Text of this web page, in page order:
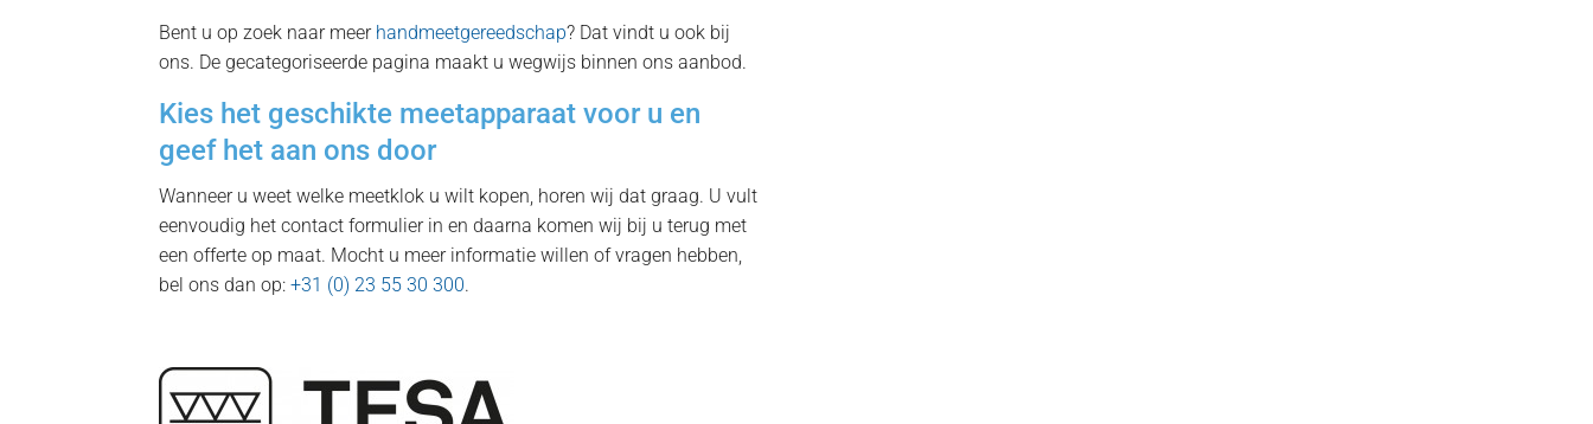
Bent u op zoek naar meer handmeetgereedschap? Dat vindt u ook bij
ons. De gecategoriseerde pagina maakt u wegwijs binnen ons aanbod.
Kies het geschikte meetapparaat voor u en
geef het aan ons door
Wanneer u weet welke meetklok u wilt kopen, horen wij dat graag. U vult
eenvoudig het contact formulier in en daarna komen wij bij u terug met
een offerte op maat. Mocht u meer informatie willen of vragen hebben,
bel ons dan op:+31 (0) 23 55 30 300.